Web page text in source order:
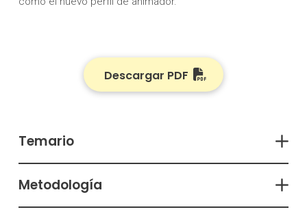
Descargar PDF
Temario
Metodología